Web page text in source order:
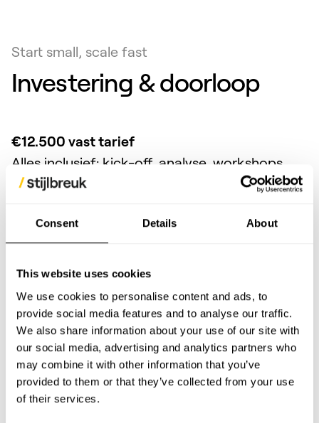
Consent Details About
This website uses cookies
We use cookies to personalise content and ads, to
provide social media features and to analyse our traffic.
We also share information about your use of our site with
our social media, advertising and analytics partners who
may combine it with other information that you’ve
provided to them or that they’ve collected from your use
of their services.
Start small, scale fast
Investering & doorloop
€12.500 vast tarief
Alles inclusief: kick-off, analyse, workshops,
ontwerpdocument, en optioneel PoC.
opgeschaald worden.)
4 weken van start tot complete technische
roadmap. Zodat jouw team meteen door kan
naar implementatie of refactoring, zonder
extra discovery.
Wij zijn Stijlbreuk